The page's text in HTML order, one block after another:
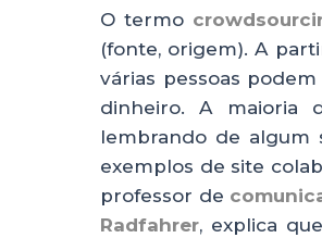
a
ts
A
p
p
c
e
b
o
o
k
k
e
dI
n
O termo
(fonte, origem). A
várias pessoas
dinheiro. A maioria
lembrando de algum
exemplos de site
professor de
Radfahrer, explica